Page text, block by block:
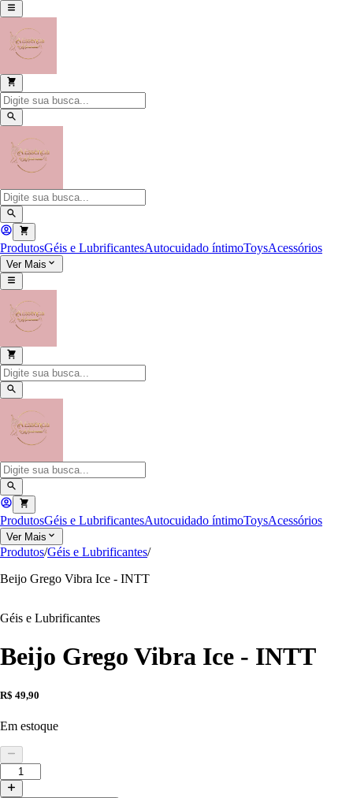
ProdutosGéis e LubrificantesAutocuidado íntimoToysAcessórios
Ver Mais
ProdutosGéis e LubrificantesAutocuidado íntimoToysAcessórios
Ver Mais
Produtos/Géis e Lubrificantes/
Beijo Grego Vibra Ice - INTT
Géis e Lubrificantes
Beijo Grego Vibra Ice - INTT
R$ 49,90
Em estoque